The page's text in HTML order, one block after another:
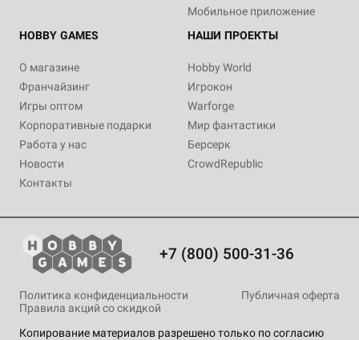
Мобильное приложение
HOBBY GAMES
О магазине
Франчайзинг
Игры оптом
Корпоративные подарки
Работа у нас
Новости
Контакты
НАШИ ПРОЕКТЫ
Hobby World
Игрокон
Warforge
Мир фантастики
Берсерк
CrowdRepublic
+7 (800) 500-31-36
Копирование материалов разрешено только по согласию
Политика конфиденциальности
Публичная оферта
Правила акций со скидкой